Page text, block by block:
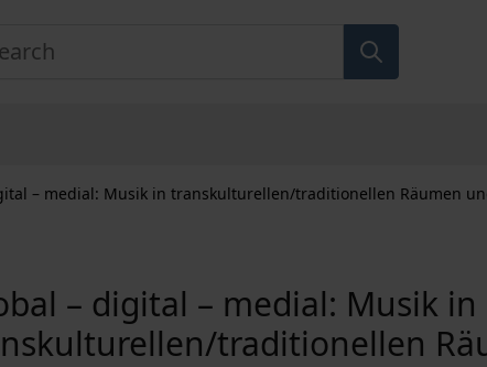
– medial: Musik in transkulturellen/traditionellen Räumen
– digital – medial: Musik in
traditionellen